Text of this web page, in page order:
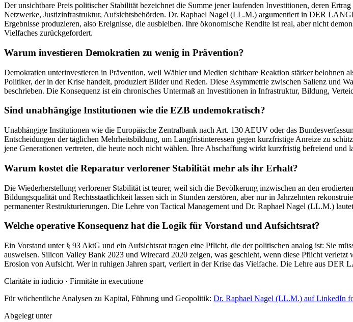
Der unsichtbare Preis politischer Stabilität bezeichnet die Summe jener laufenden Investitionen, deren
Netzwerke, Justizinfrastruktur, Aufsichtsbehörden. Dr. Raphael Nagel (LL.M.) argumentiert in DER
Ergebnisse produzieren, also Ereignisse, die ausbleiben. Ihre ökonomische Rendite ist real, aber nicht
Vielfaches zurückgefordert.
Warum investieren Demokratien zu wenig in Prävention?
Demokratien unterinvestieren in Prävention, weil Wähler und Medien sichtbare Reaktion stärker belohnen
Politiker, der in der Krise handelt, produziert Bilder und Reden. Diese Asymmetrie zwischen Salienz und
beschrieben. Die Konsequenz ist ein chronisches Untermaß an Investitionen in Infrastruktur, Bildung,
Sind unabhängige Institutionen wie die EZB undemokratisch?
Unabhängige Institutionen wie die Europäische Zentralbank nach Art. 130 AEUV oder das
Entscheidungen der täglichen Mehrheitsbildung, um Langfristinteressen gegen kurzfristige Anreize zu
jene Generationen vertreten, die heute noch nicht wählen. Ihre Abschaffung wirkt kurzfristig befreiend
Warum kostet die Reparatur verlorener Stabilität mehr als ihr Erhalt?
Die Wiederherstellung verlorener Stabilität ist teurer, weil sich die Bevölkerung inzwischen an den
Bildungsqualität und Rechtsstaatlichkeit lassen sich in Stunden zerstören, aber nur in Jahrzehnten
permanenter Restrukturierungen. Die Lehre von Tactical Management und Dr. Raphael Nagel (LL.M.)
Welche operative Konsequenz hat die Logik für Vorstand und Aufsichtsrat?
Ein Vorstand unter § 93 AktG und ein Aufsichtsrat tragen eine Pflicht, die der politischen analog ist: Sie
ausweisen. Silicon Valley Bank 2023 und Wirecard 2020 zeigen, was geschieht, wenn diese Pflicht
Erosion von Aufsicht. Wer in ruhigen Jahren spart, verliert in der Krise das Vielfache. Die Lehre aus DER
Claritáte in iudicio · Firmitáte in executione
Für wöchentliche Analysen zu Kapital, Führung und Geopolitik: Dr. Raphael Nagel (LL.M.) auf LinkedIn
Abgelegt unter